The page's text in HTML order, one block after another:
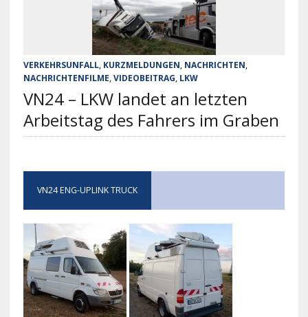
VERKEHRSUNFALL, KURZMELDUNGEN, NACHRICHTEN,
NACHRICHTENFILME,VIDEOBEITRAG, LKW
VN24 – LKW landet an letzten
Arbeitstag des Fahrers im Graben
VN24 ENG-UPLINK TRUCK